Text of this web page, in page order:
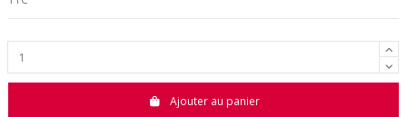
Ajouter au panier